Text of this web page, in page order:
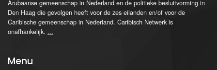
Arubaanse gemeenschap in Nederland en de politieke besluitvorming in
Den Haag die gevolgen heeft voor de zes eilanden en/of voor de
Caribische gemeenschap in Nederland. Caribisch Netwerk is
onafhankelijk. ...
Menu